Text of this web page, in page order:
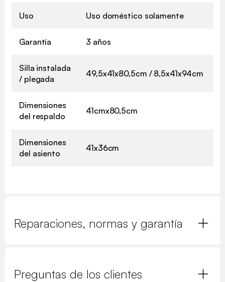
Uso Uso doméstico solamente
Garantía 3 años
Silla instalada
/ plegada
49,5x41x80,5cm / 8,5x41x94cm
Dimensiones
del respaldo
41cmx80,5cm
Dimensiones
del asiento
41x36cm
Reparaciones, normas y garantía
Preguntas de los clientes